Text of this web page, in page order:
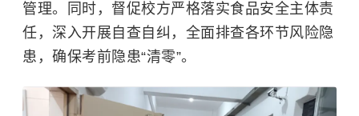
管理。同时，督促校方严格落实食品安全主体责
任，深入开展自查自纠，全面排查各环节风险隐
患，确保考前隐患“清零”。